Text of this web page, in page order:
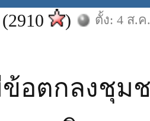
(2910 ) ตั้ง: 4 ส.ค
อตกลงชุม